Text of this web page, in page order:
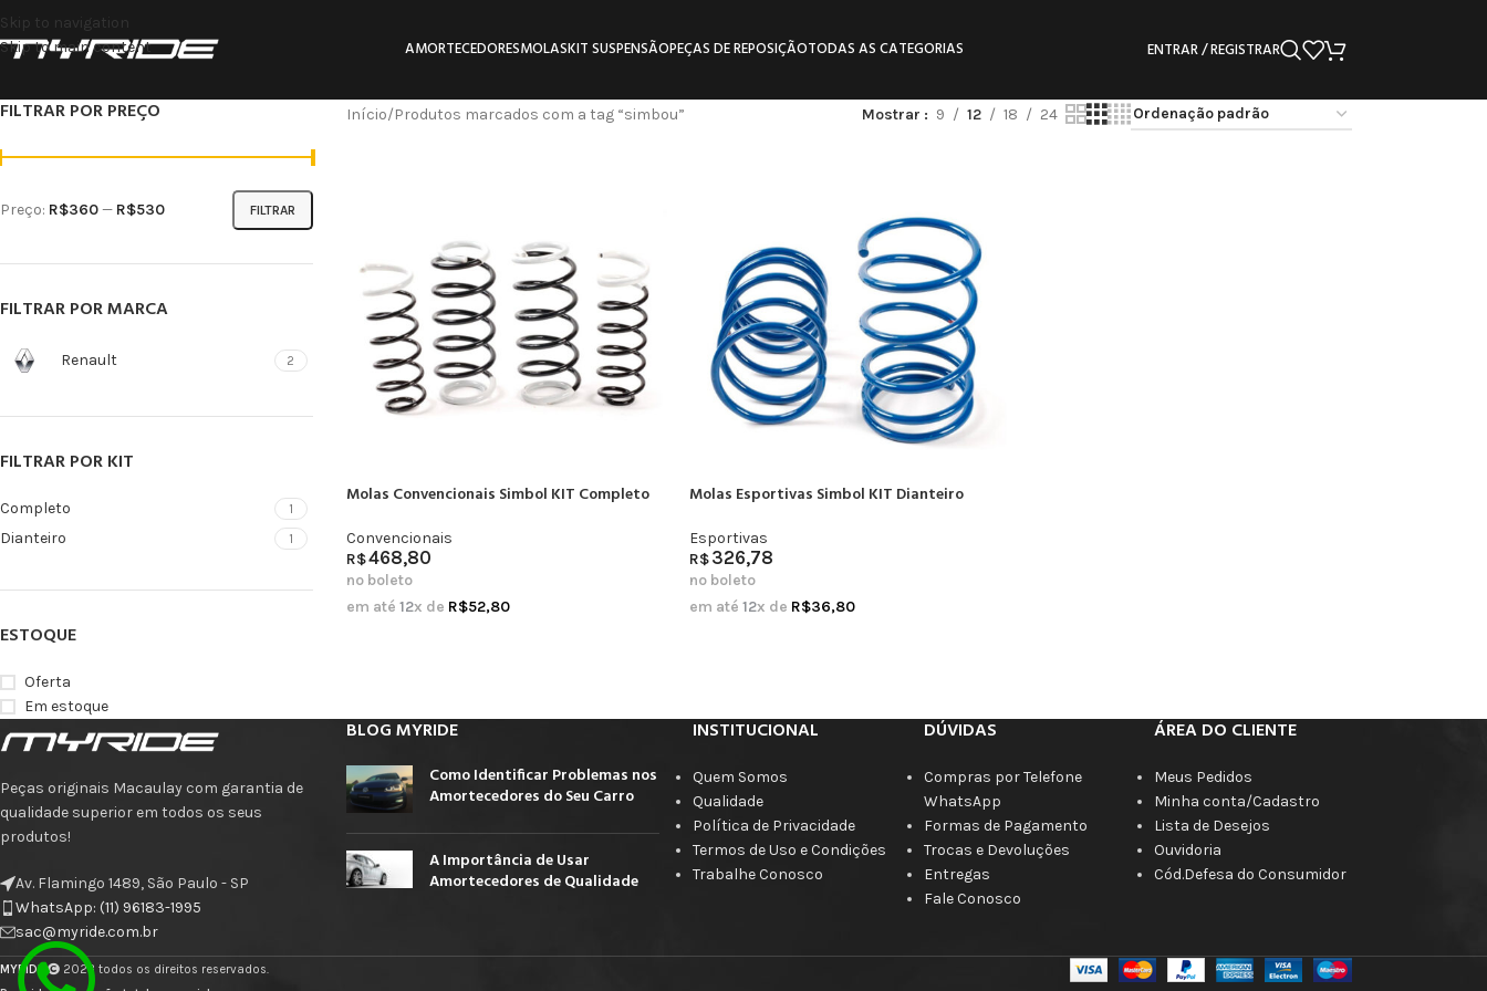
Skip to navigation
Skip to main content
AMORTECEDORESMOLASKIT SUSPENSÃOPEÇAS DE REPOSIÇÃOTODAS AS CATEGORIAS ENTRAR / REGISTRAR
FILTRAR POR PREÇO
FILTRAR
Preço: R$360— R$530
FILTRAR POR MARCA
Renault 2
FILTRAR POR KIT
Completo 1
Dianteiro 1
ESTOQUE
Oferta
Em estoque
Início Produtos marcados com a tag “simbou” Mostrar 9 12 18 24
Molas Convencionais Simbol KIT Completo
Convencionais
R$468,80
no boleto
em até 12x de R$52,80
Molas Esportivas Simbol KIT Dianteiro
Esportivas
R$326,78
no boleto
em até 12x de R$36,80
Peças originais Macaulay com garantia de
qualidade superior em todos os seus
produtos!
Av. Flamingo 1489, São Paulo - SP
WhatsApp: (11) 96183-1995
sac@myride.com.br
BLOG MYRIDE
Como Identificar Problemas nos
Amortecedores do Seu Carro
A Importância de Usar
Amortecedores de Qualidade
INSTITUCIONAL
Quem Somos
Qualidade
Política de Privacidade
Termos de Uso e Condições
Trabalhe Conosco
DÚVIDAS
Compras por Telefone
WhatsApp
Formas de Pagamento
Trocas e Devoluções
Entregas
Fale Conosco
ÁREA DO CLIENTE
Meus Pedidos
Minha conta/Cadastro
Lista de Desejos
Ouvidoria
Cód.Defesa do Consumidor
MYRIDE
2023 todos os direitos reservados.